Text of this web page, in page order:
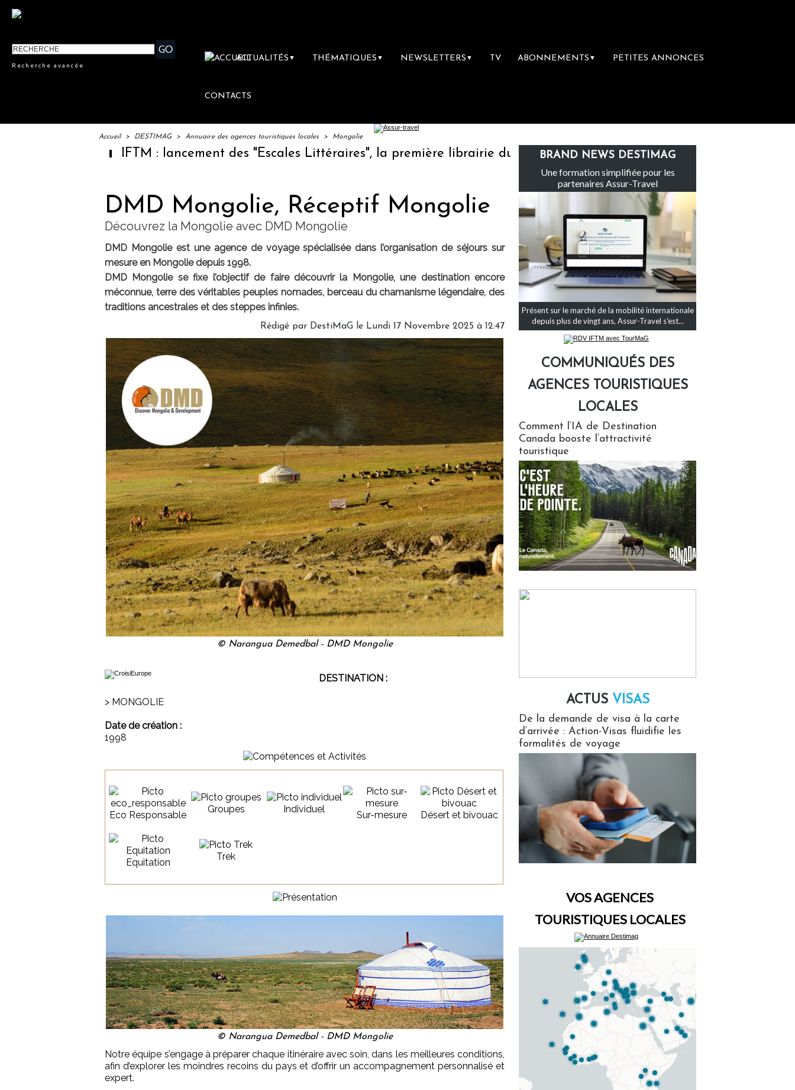
Recherche avancée
ACTUALITÉS ▼ THÉMATIQUES ▼ NEWSLETTERS ▼ TV ABONNEMENTS ▼ PETITES ANNONCES
CONTACTS
Accueil > DESTIMAG > Annuaire des agences touristiques locales > Mongolie
IFTM : lancement des "Escales Littéraires", la première librairie du voyage Le groupe Sainte-Claire rachète Eden
DMD Mongolie, Réceptif Mongolie
Découvrez la Mongolie avec DMD Mongolie
DMD Mongolie est une agence de voyage spécialisée dans l’organisation de séjours sur
mesure en Mongolie depuis 1998.
DMD Mongolie se fixe l’objectif de faire découvrir la Mongolie, une destination encore
méconnue, terre des véritables peuples nomades, berceau du chamanisme légendaire, des
traditions ancestrales et des steppes infinies.
Rédigé par DestiMaG le Lundi 17 Novembre 2025 à 12:47
© Narangua Demedbal - DMD Mongolie
DESTINATION :
> MONGOLIE
Date de création :
1998
Eco Responsable
Groupes Individuel
Sur-mesure Désert et bivouac
Equitation
Trek
© Narangua Demedbal - DMD Mongolie
Notre équipe s’engage à préparer chaque itinéraire avec soin, dans les meilleures conditions,
afin d’explorer les moindres recoins du pays et d’offrir un accompagnement personnalisé et
expert.
BRAND NEWS DESTIMAG
Une formation simplifiée pour les
partenaires Assur-Travel
Présent sur le marché de la mobilité internationale
depuis plus de vingt ans, Assur-Travel s'est...
COMMUNIQUÉS DES
AGENCES TOURISTIQUES
LOCALES
Comment l’IA de Destination
Canada booste l’attractivité
touristique
ACTUS VISAS
De la demande de visa à la carte
d’arrivée : Action-Visas fluidifie les
formalités de voyage
VOS AGENCES
TOURISTIQUES LOCALES